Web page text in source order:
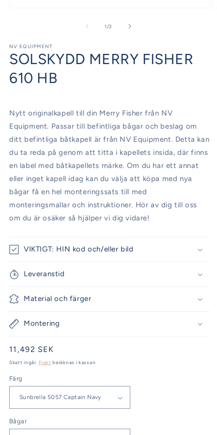
1/av
2
NV EQUIPMENT
SOLSKYDD MERRY FISHER
610 HB
Nytt originalkapell till din Merry Fisher från NV
Equipment. Passar till befintliga bågar och beslag om
ditt befintliga båtkapell är från NV Equipment. Detta kan
du ta reda på genom att titta i kapellets insida, där finns
en label med båtkapellets märke. Om du har ett annat
eller inget kapell idag kan du välja att köpa med nya
bågar få en hel monteringssats till med
monteringsmallar och instruktioner. Hör av dig till oss
om du är osäker så hjälper vi dig vidare!
VIKTIGT: HIN kod och/eller bild
Leveranstid
Material och färger
Montering
Ordinarie
pris
11,492 SEK
Skatt ingår. Frakt beräknas i kassan.
Färg
Bågar